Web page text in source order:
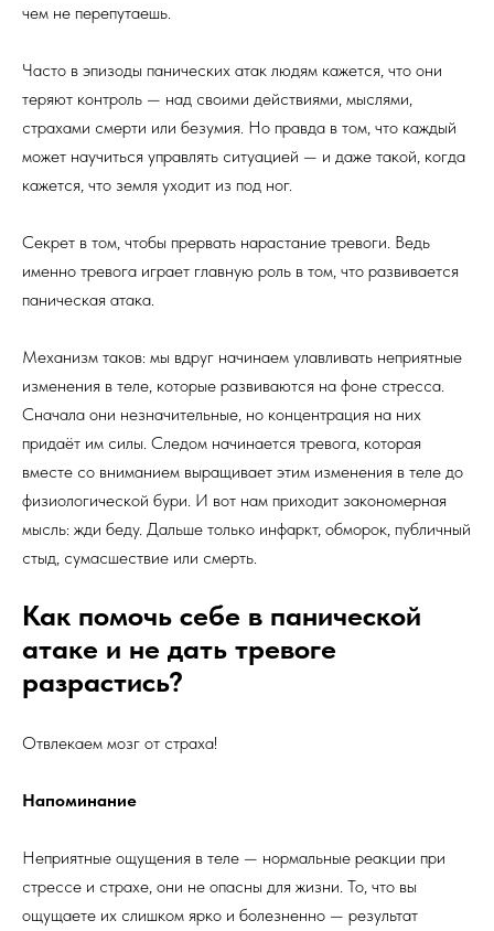
чем не перепутаешь.
Часто в эпизоды панических атак людям кажется, что они
теряют контроль — над своими действиями, мыслями,
страхами смерти или безумия. Но правда в том, что каждый
может научиться управлять ситуацией — и даже такой, когда
кажется, что земля уходит из под ног.
Секрет в том, чтобы прервать нарастание тревоги. Ведь
именно тревога играет главную роль в том, что развивается
паническая атака.
Механизм таков: мы вдруг начинаем улавливать неприятные
изменения в теле, которые развиваются на фоне стресса.
Сначала они незначительные, но концентрация на них
придаёт им силы. Следом начинается тревога, которая
вместе со вниманием выращивает этим изменения в теле до
физиологической бури. И вот нам приходит закономерная
мысль: жди беду. Дальше только инфаркт, обморок, публичный
стыд, сумасшествие или смерть.
Как помочь себе в панической
атаке и не дать тревоге
разрастись?
Отвлекаем мозг от страха!
Напоминание
Неприятные ощущения в теле — нормальные реакции при
стрессе и страхе, они не опасны для жизни. То, что вы
ощущаете их слишком ярко и болезненно — результат